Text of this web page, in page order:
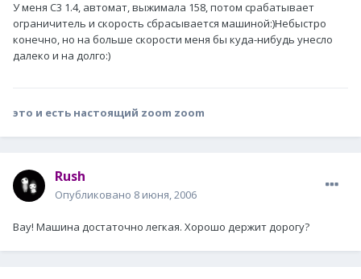
У меня С3 1.4, автомат, выжимала 158, потом срабатывает
ограничитель и скорость сбрасывается машиной:)Небыстро
конечно, но на больше скорости меня бы куда-нибудь унесло
далеко и на долго:)
это и есть настоящий zoom zoom
Rush
Опубликовано 8 июня, 2006
Вау! Машина достаточно легкая. Хорошо держит дорогу?